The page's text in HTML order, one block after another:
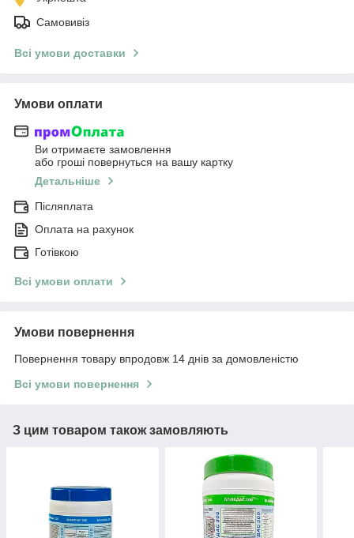
Самовивіз
Всі умови доставки
Умови оплати
Ви отримаєте замовлення
або гроші повернуться на вашу картку
Детальніше
Післяплата
Оплата на рахунок
Готівкою
Всі умови оплати
Умови повернення
Повернення товару впродовж 14 днів за домовленістю
Всі умови повернення
З цим товаром також замовляють